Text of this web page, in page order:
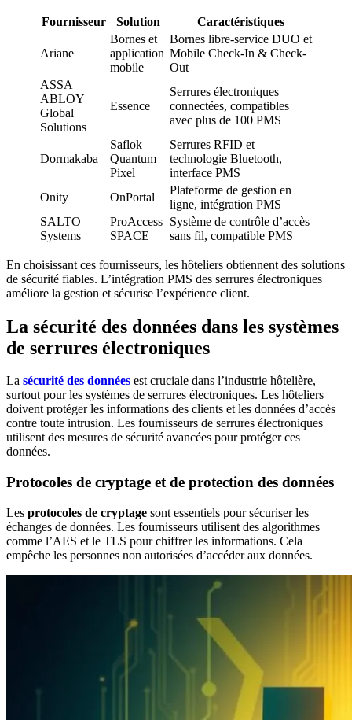
Fournisseur Solution Caractéristiques
Ariane
Bornes et
application
mobile
Bornes libre-service DUO et
Mobile Check-In & Check-
Out
ASSA
ABLOY
Global
Solutions
Essence
Serrures électroniques
connectées, compatibles
avec plus de 100 PMS
Dormakaba
Saflok
Quantum
Pixel
Serrures RFID et
technologie Bluetooth,
interface PMS
Onity
OnPortal
Plateforme de gestion en
ligne, intégration PMS
SALTO
Systems
ProAccess
SPACE
Système de contrôle d’accès
sans fil, compatible PMS
En choisissant ces fournisseurs, les hôteliers obtiennent des solutions
de sécurité fiables. L’intégration PMS des serrures électroniques
améliore la gestion et sécurise l’expérience client.
La sécurité des données dans les systèmes
de serrures électroniques
La sécurité des données est cruciale dans l’industrie hôtelière,
surtout pour les systèmes de serrures électroniques. Les hôteliers
doivent protéger les informations des clients et les données d’accès
contre toute intrusion. Les fournisseurs de serrures électroniques
utilisent des mesures de sécurité avancées pour protéger ces
données.
Protocoles de cryptage et de protection des données
Les protocoles de cryptage sont essentiels pour sécuriser les
échanges de données. Les fournisseurs utilisent des algorithmes
comme l’AES et le TLS pour chiffrer les informations. Cela
empêche les personnes non autorisées d’accéder aux données.